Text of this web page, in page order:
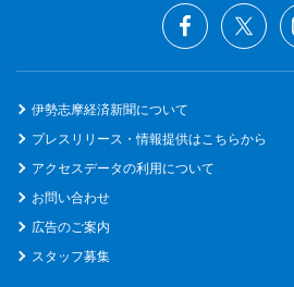
伊勢志摩経済新聞について
プレスリリース・情報提供はこちらから
アクセスデータの利用について
お問い合わせ
広告のご案内
スタッフ募集